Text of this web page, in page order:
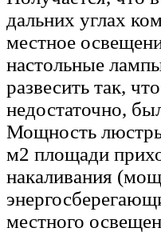
дальних углах
местное
настольные
развесить так,
недостаточно,
Мощность
м2 площади
накаливания
местного